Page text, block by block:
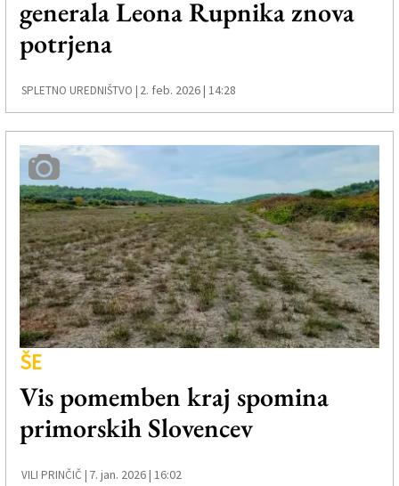
Založnik
Zadruga PD
Naročnine
generala Leona Rupnika znova
potrjena
SPLETNO UREDNIŠTVO | 2. feb. 2026 | 14:28
ŠE
Vis pomemben kraj spomina
primorskih Slovencev
VILI PRINČIČ | 7. jan. 2026 | 16:02